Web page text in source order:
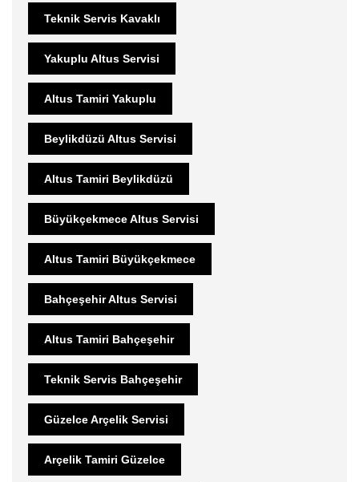
Teknik Servis Kavaklı
Yakuplu Altus Servisi
Altus Tamiri Yakuplu
Beylikdüzü Altus Servisi
Altus Tamiri Beylikdüzü
Büyükçekmece Altus Servisi
Altus Tamiri Büyükçekmece
Bahçeşehir Altus Servisi
Altus Tamiri Bahçeşehir
Teknik Servis Bahçeşehir
Güzelce Arçelik Servisi
Arçelik Tamiri Güzelce